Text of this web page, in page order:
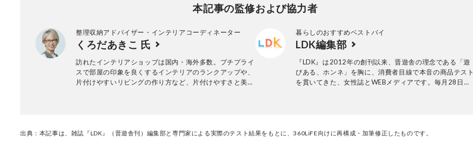
本記事の監修および協力者
整理収納アドバイザー・インテリアコーディネーター
くろだあきこ 氏
訪れたインテリアショップは国内・海外多数。プチプライ
スで部屋の印象を良くするインテリアのランクアップや、
片付けやすいリビングの作り方など、片付けやすさと美し
暮らしのおすすめベストバイ
LDK編集部
『LDK』は2012年の創刊以来、晋遊舎の理念である「遊
びある、ホンネ」を胸に、消費者目線で本音の商品テスト
を貫いてきた、女性誌とWEBメディアです。毎月28日発
なたにお届け。編集長・高橋咲彩を中心に、11名以上の
出典：本記事は、雑誌『LDK』（晋遊舎刊）編集部と専門家による実際のテスト結果をもとに、360LiFE向けに再構成・加筆修正したものです。